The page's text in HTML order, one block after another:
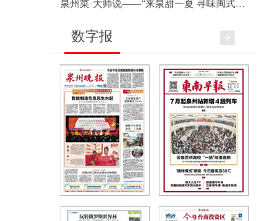
数字报